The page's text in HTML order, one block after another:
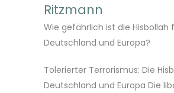
Ritzmann
Wie gefährlich ist die Hisbollah
Deutschland und Europa?
Tolerierter Terrorismus: Die
Deutschland und Europa Die